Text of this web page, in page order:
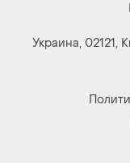
Украина, 02121,